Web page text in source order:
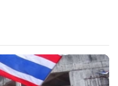
ณีย์อื่นๆ ทาง กปปส.ยินยอม